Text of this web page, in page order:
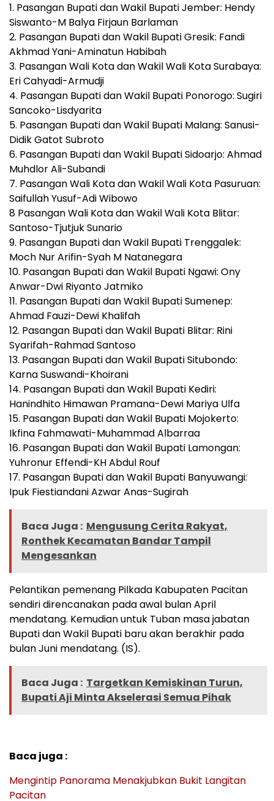
1. Pasangan Bupati dan Wakil Bupati Jember: Hendy
Siswanto-M Balya Firjaun Barlaman
2. Pasangan Bupati dan Wakil Bupati Gresik: Fandi
Akhmad Yani-Aminatun Habibah
3. Pasangan Wali Kota dan Wakil Wali Kota Surabaya:
Eri Cahyadi-Armudji
4. Pasangan Bupati dan Wakil Bupati Ponorogo: Sugiri
Sancoko-Lisdyarita
5. Pasangan Bupati dan Wakil Bupati Malang: Sanusi-
Didik Gatot Subroto
6. Pasangan Bupati dan Wakil Bupati Sidoarjo: Ahmad
Muhdlor Ali-Subandi
7. Pasangan Wali Kota dan Wakil Wali Kota Pasuruan:
Saifullah Yusuf-Adi Wibowo
8 Pasangan Wali Kota dan Wakil Wali Kota Blitar:
Santoso-Tjutjuk Sunario
9. Pasangan Bupati dan Wakil Bupati Trenggalek:
Moch Nur Arifin-Syah M Natanegara
10. Pasangan Bupati dan Wakil Bupati Ngawi: Ony
Anwar-Dwi Riyanto Jatmiko
11. Pasangan Bupati dan Wakil Bupati Sumenep:
Ahmad Fauzi-Dewi Khalifah
12. Pasangan Bupati dan Wakil Bupati Blitar: Rini
Syarifah-Rahmad Santoso
13. Pasangan Bupati dan Wakil Bupati Situbondo:
Karna Suswandi-Khoirani
14. Pasangan Bupati dan Wakil Bupati Kediri:
Hanindhito Himawan Pramana-Dewi Mariya Ulfa
15. Pasangan Bupati dan Wakil Bupati Mojokerto:
Ikfina Fahmawati-Muhammad Albarraa
16. Pasangan Bupati dan Wakil Bupati Lamongan:
Yuhronur Effendi-KH Abdul Rouf
17. Pasangan Bupati dan Wakil Bupati Banyuwangi:
Ipuk Fiestiandani Azwar Anas-Sugirah
Baca Juga : Mengusung Cerita Rakyat,
Ronthek Kecamatan Bandar Tampil
Mengesankan
Pelantikan pemenang Pilkada Kabupaten Pacitan
sendiri direncanakan pada awal bulan April
mendatang. Kemudian untuk Tuban masa jabatan
Bupati dan Wakil Bupati baru akan berakhir pada
bulan Juni mendatang. (IS).
Baca Juga : Targetkan Kemiskinan Turun,
Bupati Aji Minta Akselerasi Semua Pihak
Baca juga :
Mengintip Panorama Menakjubkan Bukit Langitan
Pacitan